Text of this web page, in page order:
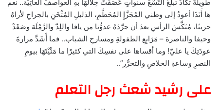
طويلَةً تكادُ تبلغُ التِّسْعَ سنواتٍ عَصَفَتْ خِلاَلَهَا بهِ العواصفُ العاتِيَة.. نعم
ها أَنَذَا أعودُ إلى وطني المُجَزَّإِ المُحَطَّمِ، الذليلِ المُثْخَنِ بالجراحِ لأراهُ
حزينًا، مُنَكَّسَ الرأسِ بعدَ أن جرَّدَهُ عدوُّنا من يافا واللِدّ والرَّمْلَة وصَفَدْ
وحيفا والناصرة – مَرَابِعِ الطفولةِ ومسارحِ الشباب.. فما أَشَدَّ مرارةَ
عودَتِكَ يا عليّ! وما أقساها على نفسِكَ التي كثيرًا ما مَنَّيْتَهَا بيومِ
النصرِ وساعةِ الخلاصِ والتحرُّر”..
على رشيد شعث رجل التعلم